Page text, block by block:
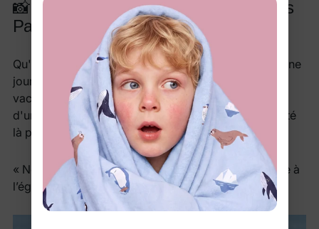
📸 Des moments qui comptent — Dans
PatPat
Qu'il s'agisse d'une rencontre avec le Père Noël, d'une
journée photo de Noël, d'une journée à la piscine en
vacances, d'une église le week-end ou simplement
d'un rendez-vous de jeu régulier au parc, PatPat a été
là pour chaque souvenir.
« Nous portons PatPat presque partout, de la piscine à
l’église, et tout ce qui se trouve entre les deux. »